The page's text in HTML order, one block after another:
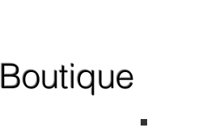
Boutique